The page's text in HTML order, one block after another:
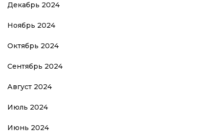
Декабрь 2024
Ноябрь 2024
Октябрь 2024
Сентябрь 2024
Август 2024
Июль 2024
Июнь 2024